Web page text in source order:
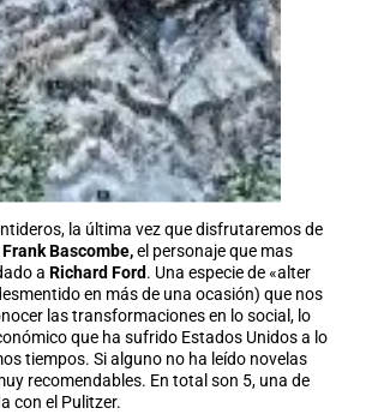
la última vez que disfrutaremos de
Frank Bascombe,el personaje que mas
a Richard Ford. Una especie de «alter
en más de una ocasión) que nos
las transformaciones en lo social, lo
que ha sufrido Estados Unidos a lo
tiempos. Si alguno no ha leído novelas
recomendables. En total son 5, una de
con el Pulitzer.